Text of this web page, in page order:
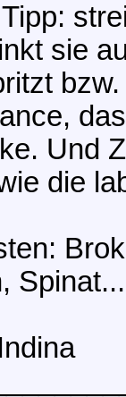
sie
Und
die
Spinat...